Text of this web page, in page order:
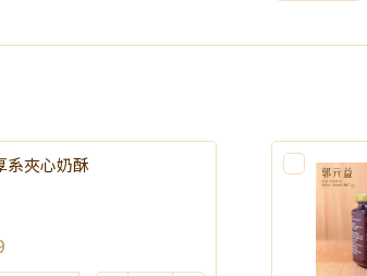
系夾心奶酥